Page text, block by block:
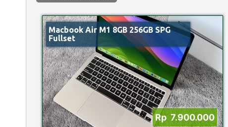
Macbook Air M1 8GB 256GB SPG
Fullset
Rp 7.900.000